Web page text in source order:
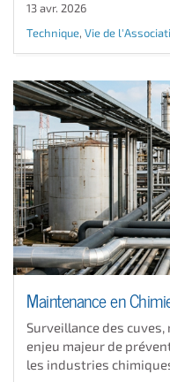
13 avr. 2026
Technique, Vie de
Maintenance en
Surveillance des
enjeu majeur de
les industries